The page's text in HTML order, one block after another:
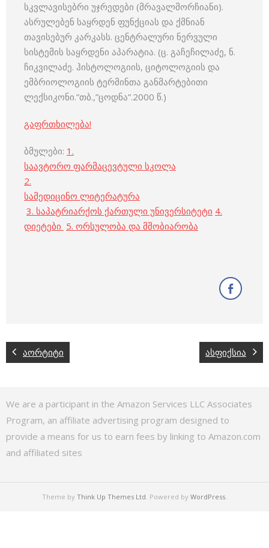
სკვლავისებრი უჯრედები (მრავალმორჩიანი).
ასრულებენ საყრდენ ფუნქციას და ქმნიან
თავისებურ კარკასს. ცენტრალური ნერვული
სისტემის საყრდენი აპარატია. (ც. გაჩეჩილაძე, ნ.
ჩიკვილაძე. ჰისტოლოგიის, ციტოლოგიის და
ემბრიოლოგიის ტერმინთა განმარტებითი
ლექსიკონი.”თბ.,”ცოდნა”.2000 წ.)
გაფრთხილება!
ბმულები: 1.
საავტორო ფარმაცევტული სკოლა
2.
სამედიცინო ლიტერატურა
3. საპატრიარქოს ქართული უნივერსიტეტი 4.
დიეტები 5. ორსულობა და მშობიარობა
აორტიტი ასფიქსია
We are a participant in the Amazon Services LLC Associates
Program, an affiliate advertising program designed to
provide a means for us to earn fees by linking to Amazon.com
and affiliated sites
Theme by Think Up Themes Ltd. Powered by WordPress.